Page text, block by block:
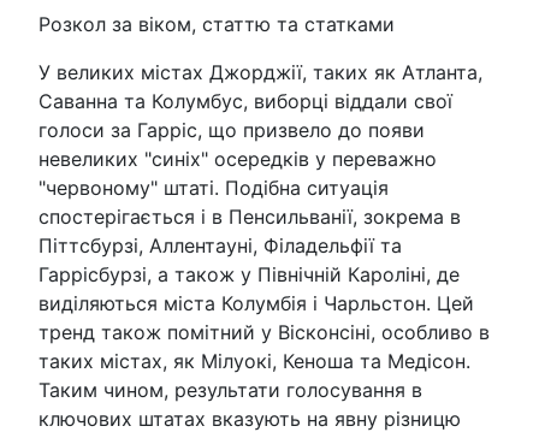
Розкол за віком, статтю та статками
У великих містах Джорджії, таких як Атланта,
Саванна та Колумбус, виборці віддали свої
голоси за Гарріс, що призвело до появи
невеликих "синіх" осередків у переважно
"червоному" штаті. Подібна ситуація
спостерігається і в Пенсильванії, зокрема в
Піттсбурзі, Аллентауні, Філадельфії та
Гаррісбурзі, а також у Північній Кароліні, де
виділяються міста Колумбія і Чарльстон. Цей
тренд також помітний у Вісконсіні, особливо в
таких містах, як Мілуокі, Кеноша та Медісон.
Таким чином, результати голосування в
ключових штатах вказують на явну різницю